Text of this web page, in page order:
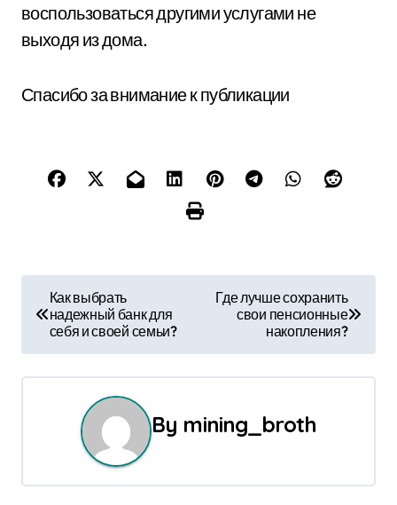
воспользоваться другими услугами не
выходя из дома.
Спасибо за внимание к публикации
в
Как выбрать
надежный банк для
себя и своей семьи?
Где лучше сохранить
свои пенсионные
накопления?
By mining_broth